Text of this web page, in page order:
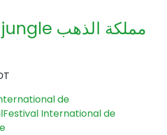
La loi de la jungle مملكة الذهب
de
Festival International de